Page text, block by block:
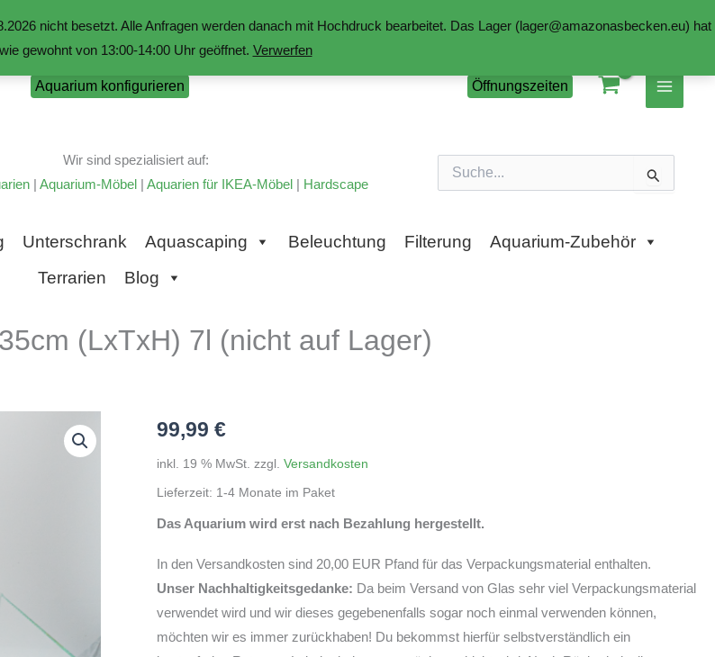
nicht besetzt. Alle Anfragen werden danach mit Hochdruck bearbeitet. Das Lager (lager@amazonasbecken.eu) hat
gewohnt von 13:00-14:00 Uhr geöffnet. Verwerfen
Aquarium konfigurieren Öffnungszeiten
Wir sind spezialisiert auf:
| Aquarium-Möbel | Aquarien für IKEA-Möbel | Hardscape
nach:
Unterschrank Aquascaping Beleuchtung Filterung
Aquarium-Zubehör
Terrarien
Blog
(LxTxH) 7l (nicht auf Lager)
99,99€
inkl. 19 % MwSt. zzgl.Versandkosten
Lieferzeit: 1-4 Monate im Paket
Das Aquarium wird erst nach Bezahlung hergestellt.
In den Versandkosten sind 20,00 EUR Pfand für das Verpackungsmaterial enthalten.
Unser Nachhaltigkeitsgedanke: Da beim Versand von Glas sehr viel Verpackungsmaterial
verwendet wird und wir dieses gegebenenfalls sogar noch einmal verwenden können,
möchten wir es immer zurückhaben! Du bekommst hierfür selbstverständlich ein